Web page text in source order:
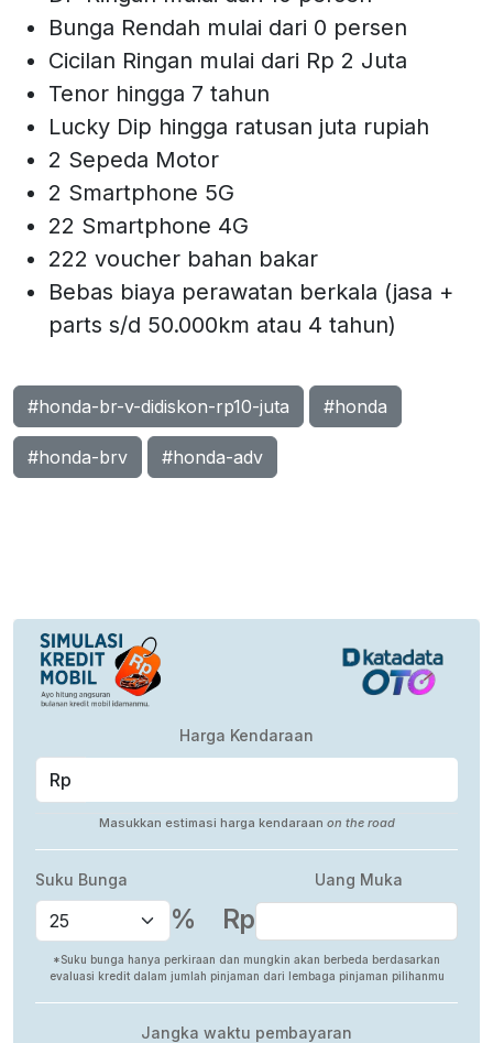
Bunga Rendah mulai dari 0 persen
Cicilan Ringan mulai dari Rp 2 Juta
Tenor hingga 7 tahun
Lucky Dip hingga ratusan juta rupiah
2 Sepeda Motor
2 Smartphone 5G
22 Smartphone 4G
222 voucher bahan bakar
Bebas biaya perawatan berkala (jasa +
parts s/d 50.000km atau 4 tahun)
#honda-br-v-didiskon-rp10-juta #honda
#honda-brv #honda-adv